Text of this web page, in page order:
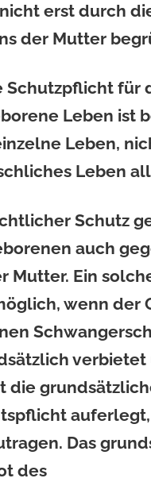
erst durch
der Mutter
Schutzpflicht für
Leben ist
Leben,
Leben
Schutz
auch
Mutter. Ein
wenn der
verbietet
die
Das
des